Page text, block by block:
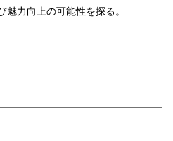
力向上の可能性を探る。